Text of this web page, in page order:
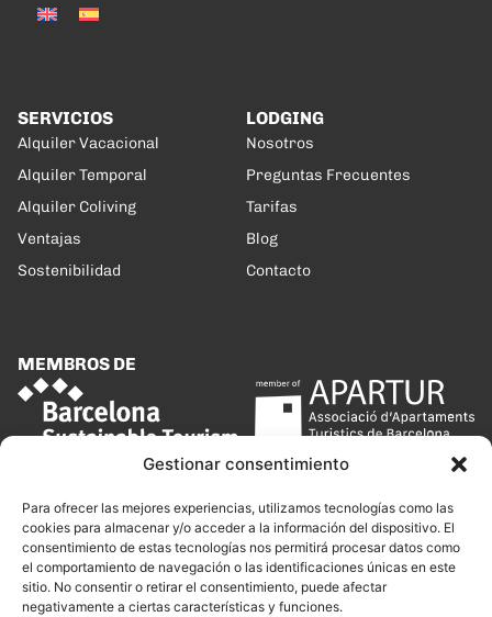
Gestionar consentimiento
Para ofrecer las mejores experiencias, utilizamos tecnologías como las
cookies para almacenar y/o acceder a la información del dispositivo. El
consentimiento de estas tecnologías nos permitirá procesar datos como
el comportamiento de navegación o las identificaciones únicas en este
sitio. No consentir o retirar el consentimiento, puede afectar
negativamente a ciertas características y funciones.
SERVICIOS
Alquiler Vacacional
Alquiler Temporal
Alquiler Coliving
Ventajas
Sostenibilidad
LODGING
Nosotros
Preguntas Frecuentes
Tarifas
Blog
Contacto
MEMBROS DE